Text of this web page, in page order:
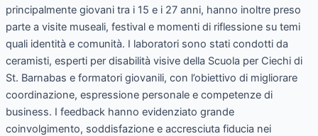
principalmente giovani tra i 15 e i 27 anni, hanno inoltre preso
parte a visite museali, festival e momenti di riflessione su temi
quali identità e comunità. I laboratori sono stati condotti da
ceramisti, esperti per disabilità visive della Scuola per Ciechi di
St. Barnabas e formatori giovanili, con l’obiettivo di migliorare
coordinazione, espressione personale e competenze di
business. I feedback hanno evidenziato grande
coinvolgimento, soddisfazione e accresciuta fiducia nei